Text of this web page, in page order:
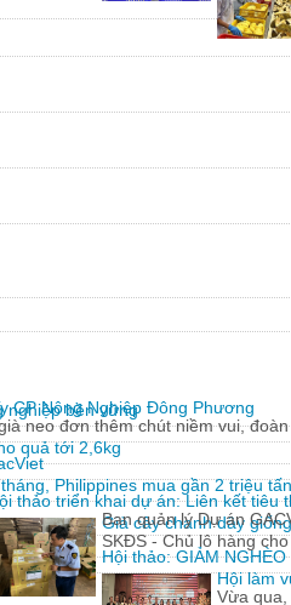
nghiệp bền vững
quả tới 2,6kg
Philippines mua gần 2 triệu
Giả cây chanh dây
SKĐS - Chủ lô hàng
Hội làm
Vừa qua,
CP Nông Nghiệp Đông Phương
neo đơn thêm chút niềm vui,
thảo triển khai dự án: Liên kết tiêu
Ban quản lý Dự án
Hội thảo: GIẢM